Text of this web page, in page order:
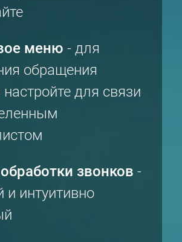
меню - для
обращения
настройте для связи
звонков -
и интуитивно